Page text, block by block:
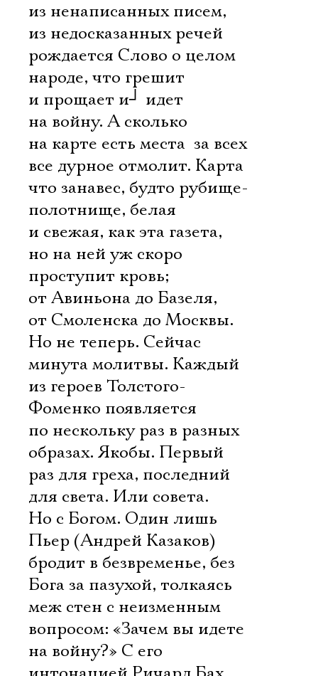
из ненаписанных писем,
из недосказанных речей
рождается Слово о целом
народе, что грешит
и прощает и┘ идет
на войну. А сколько
на карте есть места  за всех
все дурное отмолит. Карта 
что занавес, будто рубище-
полотнище, белая
и свежая, как эта газета,
но на ней уж скоро
проступит кровь;
от Авиньона до Базеля,
от Смоленска до Москвы.
Но не теперь. Сейчас
минута молитвы. Каждый
из героев Толстого-
Фоменко появляется
по нескольку раз в разных
образах. Якобы. Первый
раз для греха, последний 
для света. Или совета.
Но с Богом. Один лишь
Пьер (Андрей Казаков)
бродит в безвременье, без
Бога за пазухой, толкаясь
меж стен с неизменным
вопросом: «Зачем вы идете
на войну?» С его